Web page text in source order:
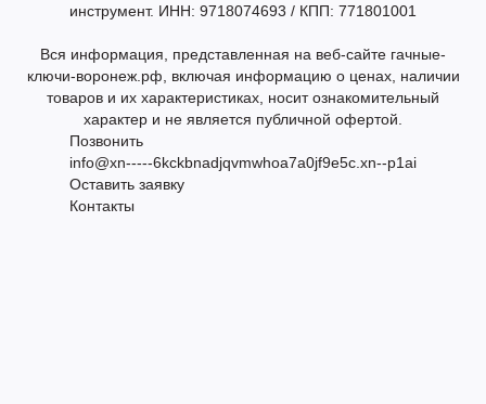
инструмент. ИНН: 9718074693 / КПП: 771801001
Вся информация, представленная на веб-сайте гачные-
ключи-воронеж.рф, включая информацию о ценах, наличии
товаров и их характеристиках, носит ознакомительный
характер и не является публичной офертой.
Позвонить
info@xn-----6kckbnadjqvmwhoa7a0jf9e5c.xn--p1ai
Оставить заявку
Контакты